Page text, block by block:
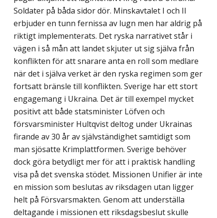
Soldater på båda sidor dör. Minskavtalet I och II
erbjuder en tunn fernissa av lugn men har aldrig på
riktigt implementerats. Det ryska narrativet står i
vägen i så mån att landet skjuter ut sig själva från
konflikten för att snarare anta en roll som medlare
när det i själva verket är den ryska regimen som ger
fortsatt bränsle till konflikten. Sverige har ett stort
engagemang i Ukraina. Det är till exempel mycket
positivt att både statsminister Löfven och
försvarsminister Hultqvist deltog under Ukrainas
firande av 30 år av självständighet samtidigt som
man sjösatte Krimplatt­formen. Sverige behöver
dock göra betydligt mer för att i praktisk handling
visa på det svenska stödet. Missionen Unifier är inte
en mission som beslutas av riksdagen utan ligger
helt på Försvarsmakten. Genom att underställa
deltagande i missionen ett riksdagsbeslut skulle